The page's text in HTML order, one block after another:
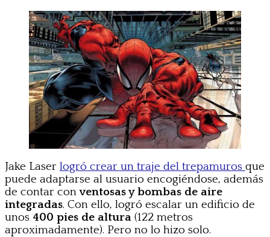
Jake Laser logró crear un traje del trepamuros que
puede adaptarse al usuario encogiéndose, además
de contar conventosas y bombas de aire
integradas. Con ello, logró escalar un edificio de
unos 400 pies de altura (122 metros
aproximadamente). Pero no lo hizo solo.